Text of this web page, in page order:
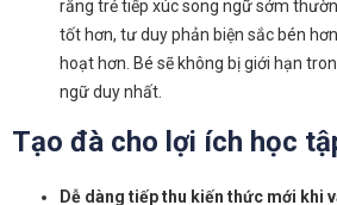
rằng trẻ tiếp xúc song ngữ sớm
tốt hơn, tư duy phản biện sắc bén
hoạt hơn. Bé sẽ không bị giới hạn
ngữ duy nhất.
Tạo đà cho lợi ích học
Dễ dàng tiếp thu kiến thức mới khi